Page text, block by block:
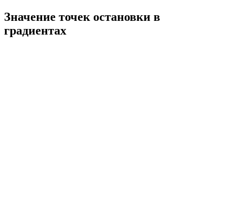
Значение точек остановки в
градиентах